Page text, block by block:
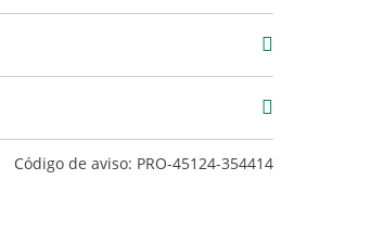
Código de aviso: PRO-45124-354414